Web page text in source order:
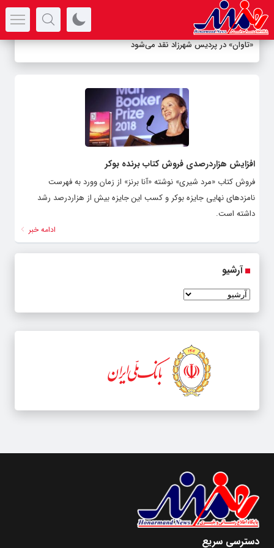
«تاوان» در پردیس شهرزاد نقد می‌شود
افزایش هزاردرصدی فروش کتاب برنده بوکر
فروش کتاب «مرد شیری» نوشته «آنا برنز» از زمان وورد به فهرست
نامزدهای نهایی جایزه بوکر و کسب این جایزه بیش از هزاردرصد رشد
داشته است.
ادامه خبر
آرشیو
دسترسی سریع